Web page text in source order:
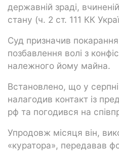
державній зраді,
стану (ч. 2 ст. 111 КК
Суд призначив
позбавлення волі з
належного йому майна.
Встановлено, що у
налагодив контакт із
рф та погодився на
Упродовж місяця він,
«куратора», передавав